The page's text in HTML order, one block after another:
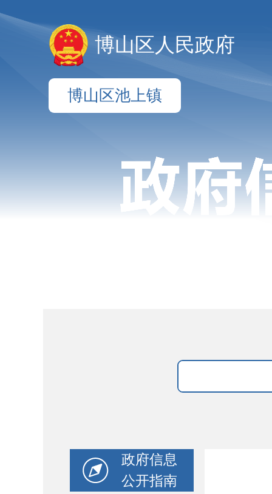
博山区人民政府
博山区池上镇
政府信息
公开指南